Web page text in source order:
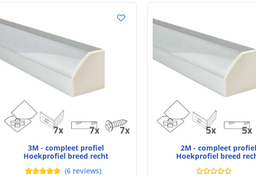
3M - compleet profiel
Hoekprofiel breed recht
(6 reviews)
2M - compleet profiel
Hoekprofiel breed